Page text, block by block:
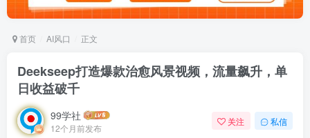
首页 AI风口 正文
Deekseep打造爆款治愈风景视频，流量飙升，单
日收益破千
99学社
12个月前发布
关注 私信